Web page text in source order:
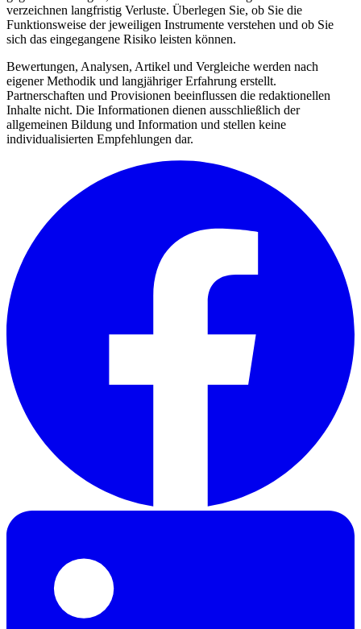
verzeichnen langfristig Verluste. Überlegen Sie, ob Sie die
Funktionsweise der jeweiligen Instrumente verstehen und ob Sie
sich das eingegangene Risiko leisten können.
Bewertungen, Analysen, Artikel und Vergleiche werden nach
eigener Methodik und langjähriger Erfahrung erstellt.
Partnerschaften und Provisionen beeinflussen die redaktionellen
Inhalte nicht. Die Informationen dienen ausschließlich der
allgemeinen Bildung und Information und stellen keine
individualisierten Empfehlungen dar.